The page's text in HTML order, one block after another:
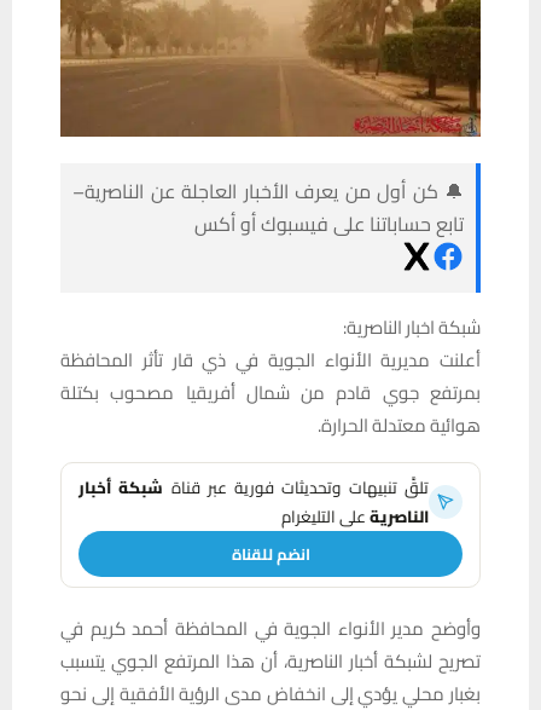
🔔 كن أول من يعرف الأخبار العاجلة عن الناصرية–
تابع حساباتنا على فيسبوك أو أكس
شبكة اخبار الناصرية:
أعلنت مديرية الأنواء الجوية في ذي قار تأثر المحافظة
بمرتفع جوي قادم من شمال أفريقيا مصحوب بكتلة
هوائية معتدلة الحرارة.
تلقَّ تنبيهات وتحديثات فورية عبر قناة شبكة أخبار
الناصريةعلى التليغرام
انضم للقناة
وأوضح مدير الأنواء الجوية في المحافظة أحمد كريم في
تصريح لشبكة أخبار الناصرية، أن هذا المرتفع الجوي يتسبب
بغبار محلي يؤدي إلى انخفاض مدى الرؤية الأفقية إلى نحو